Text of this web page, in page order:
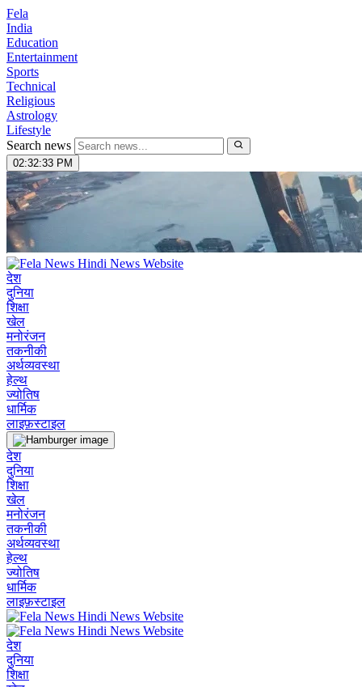
Fela
India
Education
Entertainment
Sports
Technical
Religious
Astrology
Lifestyle
Search news
02:32:34 PM
देश
दुनिया
शिक्षा
खेल
मनोरंजन
तकनीकी
अर्थव्यवस्था
हेल्थ
ज्योतिष
धार्मिक
लाइफ़स्टाइल
देश
दुनिया
शिक्षा
खेल
मनोरंजन
तकनीकी
अर्थव्यवस्था
हेल्थ
ज्योतिष
धार्मिक
लाइफ़स्टाइल
देश
दुनिया
शिक्षा